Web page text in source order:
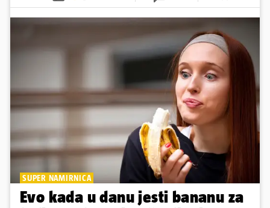
SUPER NAMIRNICA
Evo kada u danu jesti bananu za